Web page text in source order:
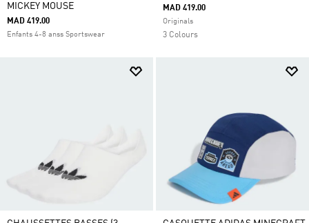
MICKEY MOUSE
MAD 419.00
Enfants 4-8 anss Sportswear
MAD 419.00
Originals
3 Colours